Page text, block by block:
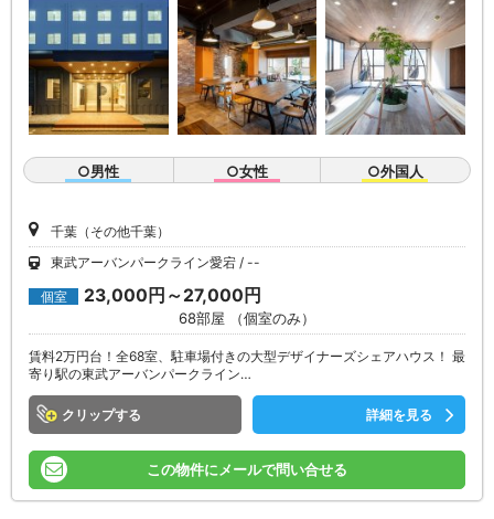
○男性 ○女性 ○外国人
千葉（その他千葉）
東武アーバンパークライン愛宕
--
個室 23,000円～27,000円
68部屋 （個室のみ）
賃料2万円台！全68室、駐車場付きの大型デザイナーズシェアハウス！ 最
寄り駅の東武アーバンパークライン…
クリップ 詳細を見る
この物件にメールで問い合せる